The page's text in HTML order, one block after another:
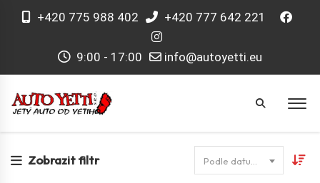
+420 775 988 402 +420 777 642 221
9:00 - 17:00 info@autoyetti.eu
Zobrazit filtr